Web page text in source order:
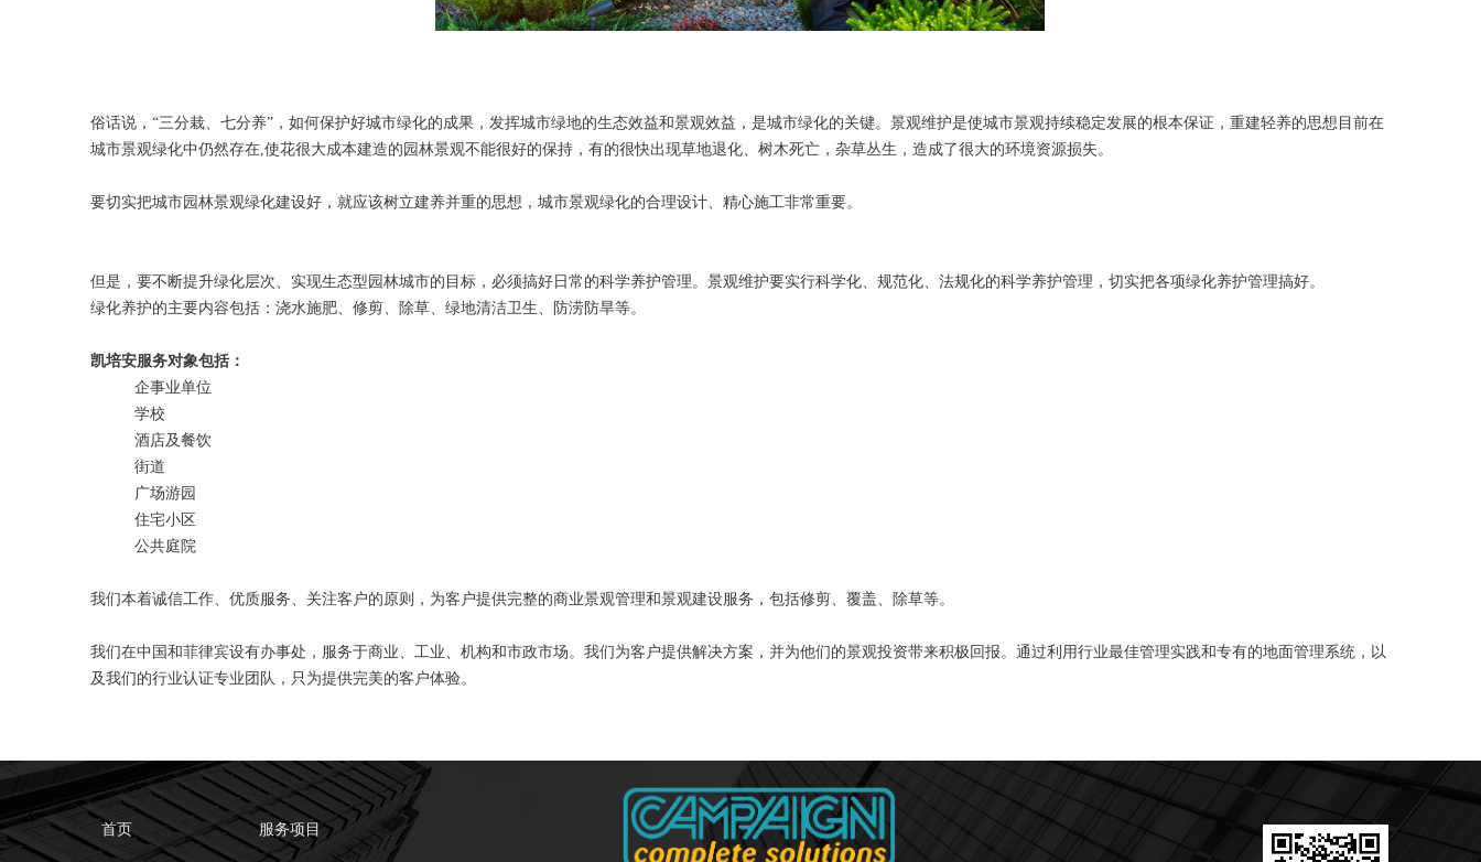
俗话说， “三分栽、七分养”，如何保护好城市绿化的成果，发挥城市绿地的生态效益和景观效益，是城市绿化的关键。景观维护是使城市景观持续稳定发展的根本保证，重建轻养的思想目前在
城市景观绿化中仍然存在,使花很大成本建造的园林景观不能很好的保持，有的很快出现草地退化、树木死亡，杂草丛生，造成了很大的环境资源损失。
要切实把城市园林景观绿化建设好，就应该树立建养并重的思想，城市景观绿化的合理设计、精心施工非常重要。
但是，要不断提升绿化层次、实现生态型园林城市的目标，必须搞好日常的科学养护管理。景观维护要实行科学化、规范化、法规化的科学养护管理，切实把各项绿化养护管理搞好。
绿化养护的主要内容包括：浇水施肥、修剪、除草、绿地清洁卫生、防涝防旱等。
凯培安服务对象包括：
企事业单位
学校
酒店及餐饮
街道
广场游园
住宅小区
公共庭院
我们本着诚信工作、优质服务、关注客户的原则，为客户提供完整的商业景观管理和景观建设服务，包括修剪、覆盖、除草等。
我们在中国和菲律宾设有办事处，服务于商业、工业、机构和市政市场。我们为客户提供解决方案，并为他们的景观投资带来积极回报。通过利用行业最佳管理实践和专有的地面管理系统，以
及我们的行业认证专业团队，只为提供完美的客户体验。
首页 服务项目